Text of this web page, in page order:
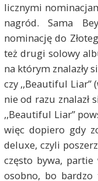
licznymi
nagród. Sama
nominację do
też drugi solowy
na którym znalazły
czy ,,Beautiful Liar”
nie od razu znalazł
,,Beautiful Liar”
więc dopiero gdy
deluxe, czyli
często bywa, partie
osobno, bo bardzo